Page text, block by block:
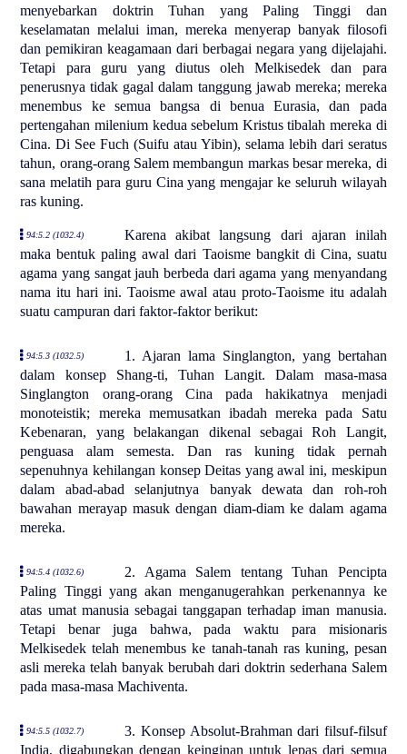
menyebarkan doktrin Tuhan yang Paling Tinggi dan
keselamatan melalui iman, mereka menyerap banyak filosofi
dan pemikiran keagamaan dari berbagai negara yang dijelajahi.
Tetapi para guru yang diutus oleh Melkisedek dan para
penerusnya tidak gagal dalam tanggung jawab mereka; mereka
menembus ke semua bangsa di benua Eurasia, dan pada
pertengahan milenium kedua sebelum Kristus tibalah mereka di
Cina. Di See Fuch (Suifu atau Yibin), selama lebih dari seratus
tahun, orang-orang Salem membangun markas besar mereka, di
sana melatih para guru Cina yang mengajar ke seluruh wilayah
ras kuning.
94:5.2 (1032.4)
Karena akibat langsung dari ajaran inilah
maka bentuk paling awal dari Taoisme bangkit di Cina, suatu
agama yang sangat jauh berbeda dari agama yang menyandang
nama itu hari ini. Taoisme awal atau proto-Taoisme itu adalah
suatu campuran dari faktor-faktor berikut:
94:5.3 (1032.5)
1. Ajaran lama Singlangton, yang bertahan
dalam konsep Shang-ti, Tuhan Langit. Dalam masa-masa
Singlangton orang-orang Cina pada hakikatnya menjadi
monoteistik; mereka memusatkan ibadah mereka pada Satu
Kebenaran, yang belakangan dikenal sebagai Roh Langit,
penguasa alam semesta. Dan ras kuning tidak pernah
sepenuhnya kehilangan konsep Deitas yang awal ini, meskipun
dalam abad-abad selanjutnya banyak dewata dan roh-roh
bawahan merayap masuk dengan diam-diam ke dalam agama
mereka.
94:5.4 (1032.6)
2. Agama Salem tentang Tuhan Pencipta
Paling Tinggi yang akan menganugerahkan perkenannya ke
atas umat manusia sebagai tanggapan terhadap iman manusia.
Tetapi benar juga bahwa, pada waktu para misionaris
Melkisedek telah menembus ke tanah-tanah ras kuning, pesan
asli mereka telah banyak berubah dari doktrin sederhana Salem
pada masa-masa Machiventa.
94:5.5 (1032.7)
3. Konsep Absolut-Brahman dari filsuf-filsuf
India, digabungkan dengan keinginan untuk lepas dari semua